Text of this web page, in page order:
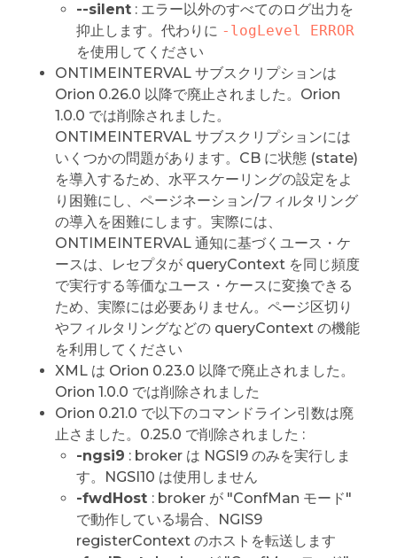
--silent: エラー以外のすべてのログ出力を
抑止します。代わりに -logLevel ERROR
を使用してください
ONTIMEINTERVAL サブスクリプションは
Orion 0.26.0 以降で廃止されました。Orion
1.0.0 では削除されました。
ONTIMEINTERVAL サブスクリプションには
いくつかの問題があります。CB に状態 (state)
を導入するため、水平スケーリングの設定をよ
り困難にし、ページネーション/フィルタリング
の導入を困難にします。実際には、
ONTIMEINTERVAL 通知に基づくユース・ケ
ースは、レセプタが queryContext を同じ頻度
で実行する等価なユース・ケースに変換できる
ため、実際には必要ありません。ページ区切り
やフィルタリングなどの queryContext の機能
を利用してください
XML は Orion 0.23.0 以降で廃止されました。
Orion 1.0.0 では削除されました
Orion 0.21.0 で以下のコマンドライン引数は廃
止さました。0.25.0 で削除されました :
-ngsi9 : broker は NGSI9 のみを実行しま
す。NGSI10 は使用しません
-fwdHost : broker が "ConfMan モード"
で動作している場合、NGIS9
registerContext のホストを転送します